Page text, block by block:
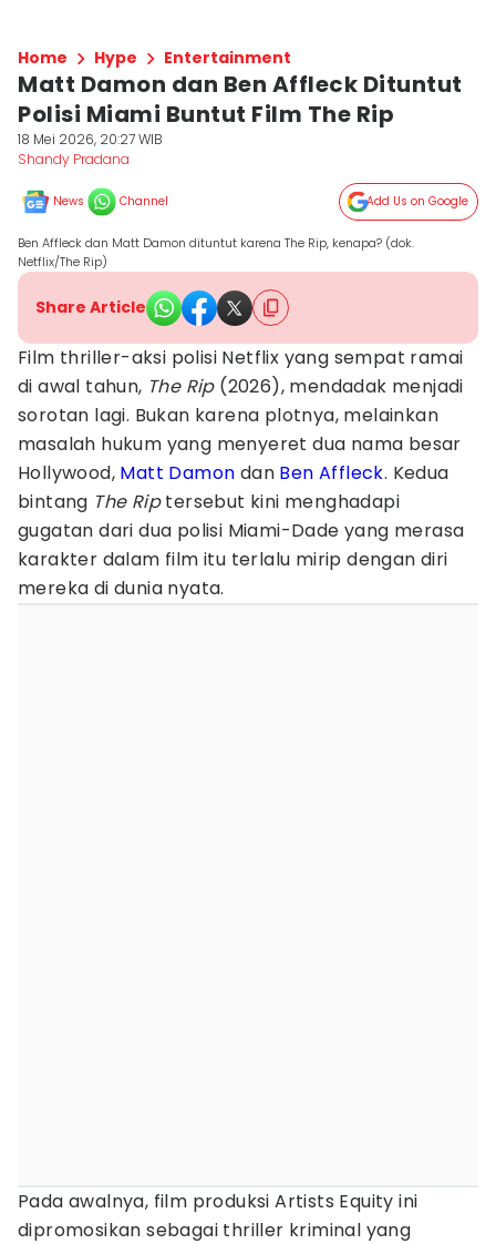
Home Hype Entertainment
Matt Damon dan Ben Affleck Dituntut
Polisi Miami Buntut Film The Rip
18 Mei 2026, 20:27 WIB
Shandy Pradana
News Channel Add Us on Google
Ben Affleck dan Matt Damon dituntut karena The Rip, kenapa? (dok.
Netflix/The Rip)
Share Article
Film thriller-aksi polisi Netflix yang sempat ramai
di awal tahun, The Rip(2026), mendadak menjadi
sorotan lagi. Bukan karena plotnya, melainkan
masalah hukum yang menyeret dua nama besar
Hollywood, Matt Damon dan Ben Affleck. Kedua
bintang The Riptersebut kini menghadapi
gugatan dari dua polisi Miami-Dade yang merasa
karakter dalam film itu terlalu mirip dengan diri
mereka di dunia nyata.
Pada awalnya, film produksi Artists Equity ini
dipromosikan sebagai thriller kriminal yang